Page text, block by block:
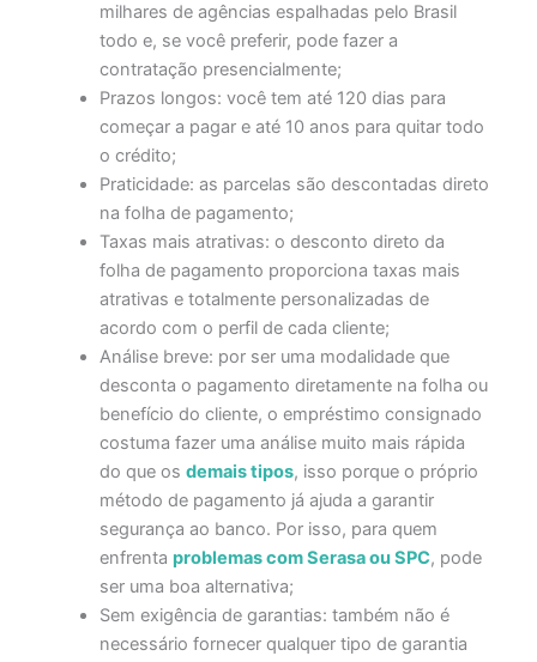
milhares de agências espalhadas pelo Brasil
todo e, se você preferir, pode fazer a
contratação presencialmente;
Prazos longos: você tem até 120 dias para
começar a pagar e até 10 anos para quitar todo
o crédito;
Praticidade: as parcelas são descontadas direto
na folha de pagamento;
Taxas mais atrativas: o desconto direto da
folha de pagamento proporciona taxas mais
atrativas e totalmente personalizadas de
acordo com o perfil de cada cliente;
Análise breve: por ser uma modalidade que
desconta o pagamento diretamente na folha ou
benefício do cliente, o empréstimo consignado
costuma fazer uma análise muito mais rápida
do que osdemais tipos, isso porque o próprio
método de pagamento já ajuda a garantir
segurança ao banco. Por isso, para quem
enfrentaproblemas com Serasa ou SPC, pode
ser uma boa alternativa;
Sem exigência de garantias: também não é
necessário fornecer qualquer tipo de garantia